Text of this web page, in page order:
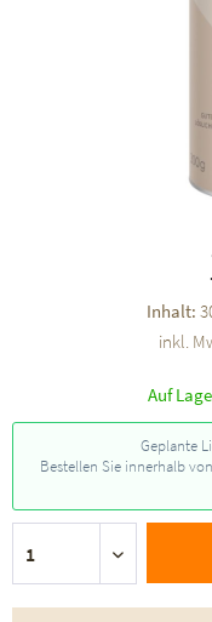
Inhalt:
inkl.
Auf
Geplante
Bestellen Sie innerhalb von